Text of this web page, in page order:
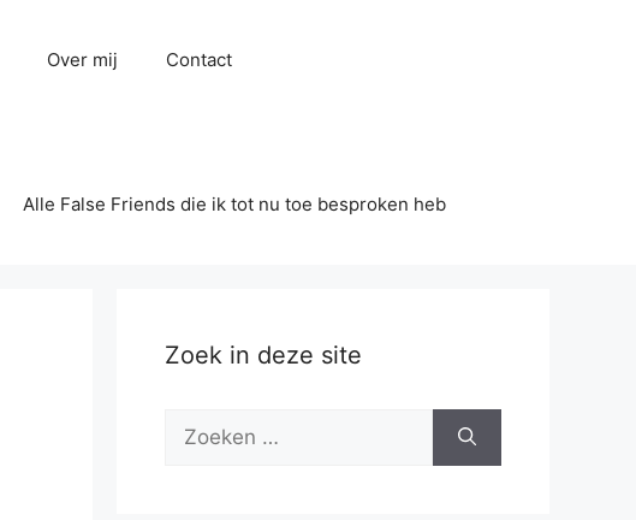
Over mij Contact
Alle False Friends die ik tot nu toe besproken heb
Zoek in deze site
Zoek